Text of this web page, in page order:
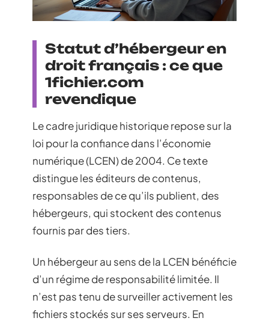
Statut d’hébergeur en
droit français : ce que
1fichier.com
revendique
Le cadre juridique historique repose sur la
loi pour la confiance dans l’économie
numérique (LCEN) de 2004. Ce texte
distingue les éditeurs de contenus,
responsables de ce qu’ils publient, des
hébergeurs, qui stockent des contenus
fournis par des tiers.
Un hébergeur au sens de la LCEN bénéficie
d’un régime de responsabilité limitée. Il
n’est pas tenu de surveiller activement les
fichiers stockés sur ses serveurs. En